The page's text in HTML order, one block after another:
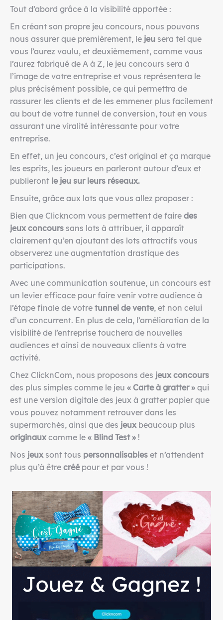
Tout d’abord grâce à la visibilité apportée :
En créant son propre jeu concours, nous pouvons
nous assurer que premièrement, le jeu sera tel que
vous l’aurez voulu, et deuxièmement, comme vous
l’aurez fabriqué de A à Z, le jeu concours sera à
l’image de votre entreprise et vous représentera le
plus précisément possible, ce qui permettra de
rassurer les clients et de les emmener plus facilement
au bout de votre tunnel de conversion, tout en vous
assurant une viralité intéressante pour votre
entreprise.
En effet, un jeu concours, c’est original et ça marque
les esprits, les joueurs en parleront autour d’eux et
publieront le jeu sur leurs réseaux.
Ensuite, grâce aux lots que vous allez proposer :
Bien que Clickncom vous permettent de faire des
jeux concours sans lots à attribuer, il apparaît
clairement qu’en ajoutant des lots attractifs vous
observerez une augmentation drastique des
participations.
Avec une communication soutenue, un concours est
un levier efficace pour faire venir votre audience à
l’étape finale de votre tunnel de vente, et non celui
d’un concurrent. En plus de cela, l’amélioration de la
visibilité de l’entreprise touchera de nouvelles
audiences et ainsi de nouveaux clients à votre
activité.
Chez ClicknCom, nous proposons des jeux concours
des plus simples comme le jeu « Carte à gratter » qui
est une version digitale des jeux à gratter papier que
vous pouvez notamment retrouver dans les
supermarchés, ainsi que des jeuxbeaucoup plus
originauxcomme le « Blind Test » !
Nos jeuxsont tous personnalisables et n’attendent
plus qu’à être créépour et par vous !